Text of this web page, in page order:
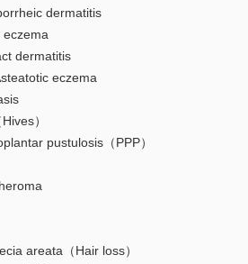
dermatitis
dermatitis
eczema
）
pustulosis（PPP）
areata（Hair loss）